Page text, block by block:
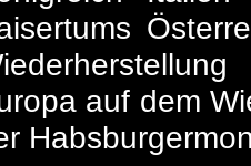
auf dem